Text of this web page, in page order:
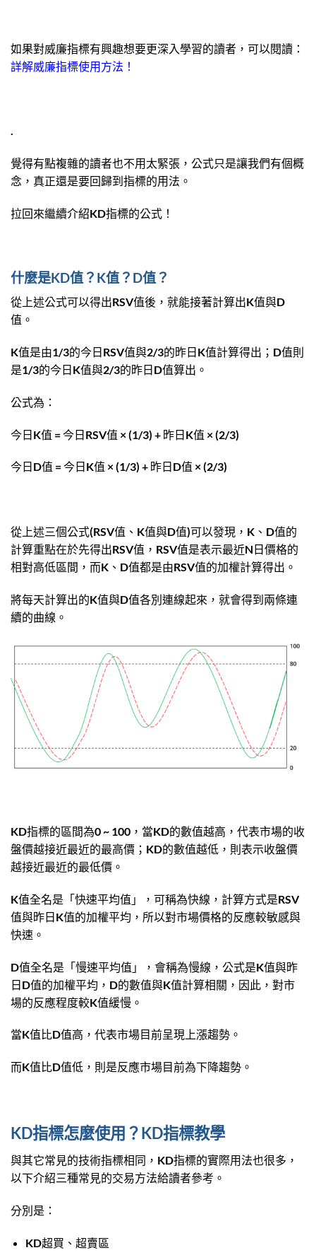
如果對威廉指標有興趣想要更深入學習的讀者，可以閱讀：
詳解威廉指標使用方法！
.
覺得有點複雜的讀者也不用太緊張，公式只是讓我們有個概
念，真正還是要回歸到指標的用法。
拉回來繼續介紹KD指標的公式！
什麼是KD值？K值？D值？
從上述公式可以得出RSV值後，就能接著計算出K值與D
值。
K值是由1/3的今日RSV值與2/3的昨日K值計算得出；D值則
是1/3的今日K值與2/3的昨日D值算出。
公式為：
今日K值 = 今日RSV值 × (1/3) + 昨日K值 × (2/3)
今日D值 = 今日K值 × (1/3) + 昨日D值 × (2/3)
從上述三個公式(RSV值、K值與D值)可以發現，K、D值的
計算重點在於先得出RSV值，RSV值是表示最近N日價格的
相對高低區間，而K、D值都是由RSV值的加權計算得出。
將每天計算出的K值與D值各別連線起來，就會得到兩條連
續的曲線。
KD指標的區間為0 ~ 100，當KD的數值越高，代表市場的收
盤價越接近最近的最高價；KD的數值越低，則表示收盤價
越接近最近的最低價。
K值全名是「快速平均值」，可稱為快線，計算方式是RSV
值與昨日K值的加權平均，所以對市場價格的反應較敏感與
快速。
D值全名是「慢速平均值」，會稱為慢線，公式是K值與昨
日D值的加權平均，D的數值與K值計算相關，因此，對市
場的反應程度較K值緩慢。
當K值比D值高，代表市場目前呈現上漲趨勢。
而K值比D值低，則是反應市場目前為下降趨勢。
KD指標怎麼使用？KD指標教學
與其它常見的技術指標相同，KD指標的實際用法也很多，
以下介紹三種常見的交易方法給讀者參考。
分別是：
KD超買、超賣區